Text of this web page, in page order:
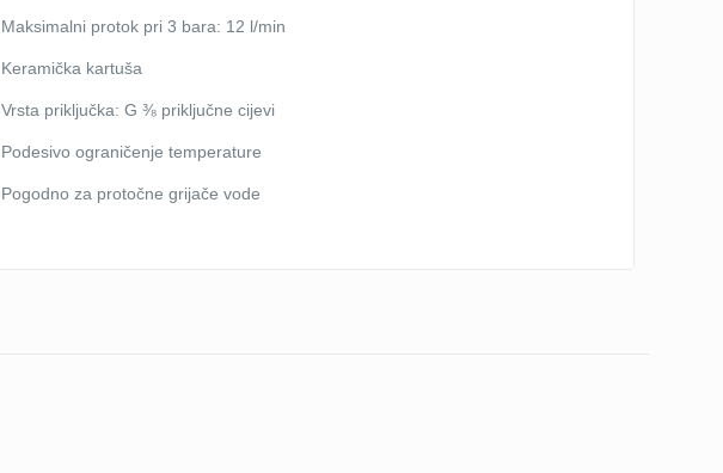
Maksimalni protok pri 3 bara: 12 l/min
Keramička kartuša
Vrsta priključka: G ⅜ priključne cijevi
Podesivo ograničenje temperature
Pogodno za protočne grijače vode